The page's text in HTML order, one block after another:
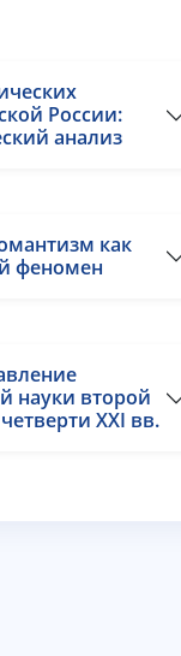
России:
анализ
как
феномен
науки второй
XXI вв.